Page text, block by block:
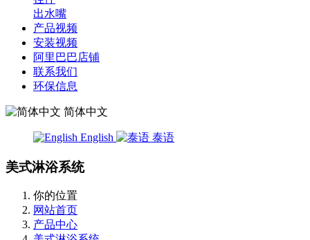
出水嘴
产品视频
安装视频
阿里巴巴店铺
联系我们
环保信息
简体中文
English 泰语
美式淋浴系统
你的位置
网站首页
产品中心